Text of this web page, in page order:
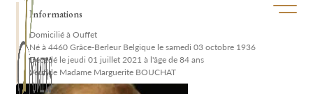
Ouvrir/
Informations
Domicilié à Ouffet
Né à 4460 Grâce-Berleur Belgique le samedi 03 octobre 1936
Décédé le jeudi 01 juillet 2021 à l'âge de 84 ans
Veuf de Madame Marguerite BOUCHAT